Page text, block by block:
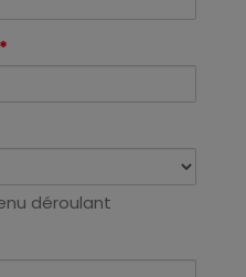
*
déroulant